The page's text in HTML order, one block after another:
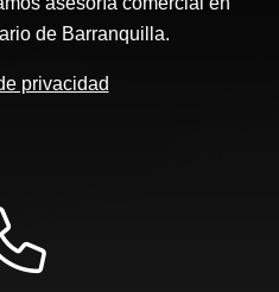
de Barranquilla.
privacidad